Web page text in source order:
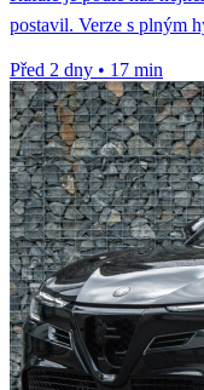
postavil. Verze s plným
Před 2 dny • 17 min